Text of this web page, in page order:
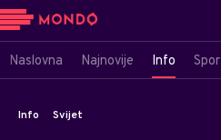
Naslovna Najnovije Info
Info Svijet